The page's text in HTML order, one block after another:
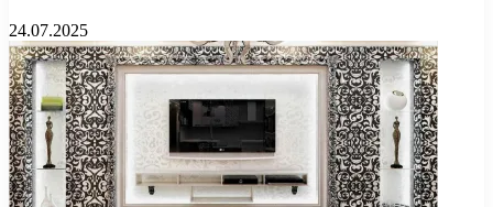
24.07.2025